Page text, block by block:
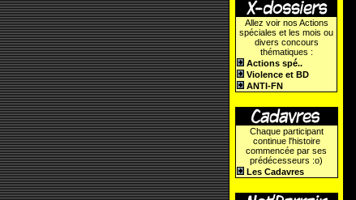
Allez voir nos Actions
spéciales et les mois ou
divers concours
thématiques :
Actions spé..
Violence et BD
ANTI-FN
Chaque participant
continue l'histoire
commencée par ses
prédécesseurs :o)
Les Cadavres